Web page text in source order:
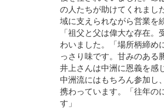
の人たちが助けてくれまし
域に支えられながら営業を
「祖父と父は偉大な存在
わいました。「場所柄締め
っさり味です。甘みのある
井上さんは中洲に恩義を感
中洲流にはもちろん参加
携わっています。「往年の
す」